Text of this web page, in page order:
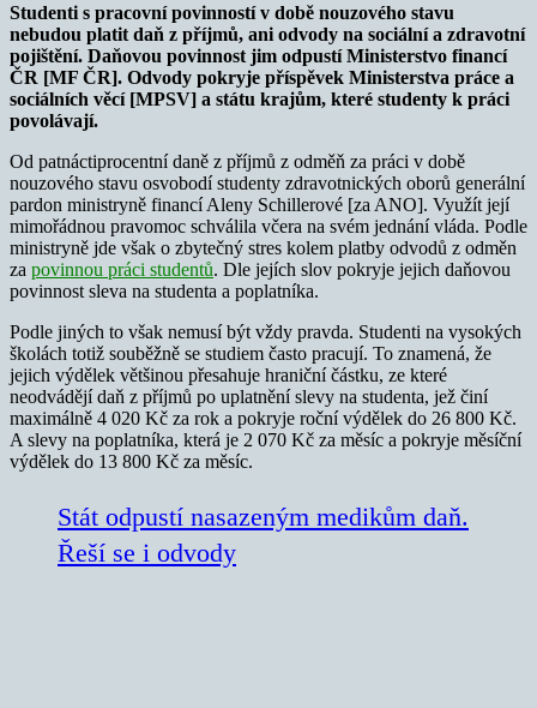
Studenti s pracovní povinností v době nouzového stavu
nebudou platit daň z příjmů, ani odvody na sociální a zdravotní
pojištění. Daňovou povinnost jim odpustí Ministerstvo financí
ČR [MF ČR]. Odvody pokryje příspěvek Ministerstva práce a
sociálních věcí [MPSV] a státu krajům, které studenty k práci
povolávají.
Od patnáctiprocentní daně z příjmů z odměň za práci v době
nouzového stavu osvobodí studenty zdravotnických oborů generální
pardon ministryně financí Aleny Schillerové [za ANO]. Využít její
mimořádnou pravomoc schválila včera na svém jednání vláda. Podle
ministryně jde však o zbytečný stres kolem platby odvodů z odměn
za povinnou práci studentů. Dle jejích slov pokryje jejich daňovou
povinnost sleva na studenta a poplatníka.
Podle jiných to však nemusí být vždy pravda. Studenti na vysokých
školách totiž souběžně se studiem často pracují. To znamená, že
jejich výdělek většinou přesahuje hraniční částku, ze které
neodvádějí daň z příjmů po uplatnění slevy na studenta, jež činí
maximálně 4 020 Kč za rok a pokryje roční výdělek do 26 800 Kč.
A slevy na poplatníka, která je 2 070 Kč za měsíc a pokryje měsíční
výdělek do 13 800 Kč za měsíc.
Stát odpustí nasazeným medikům daň.
Řeší se i odvody